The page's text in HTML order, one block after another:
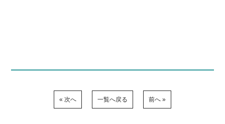
« 次へ 一覧へ戻る 前へ »